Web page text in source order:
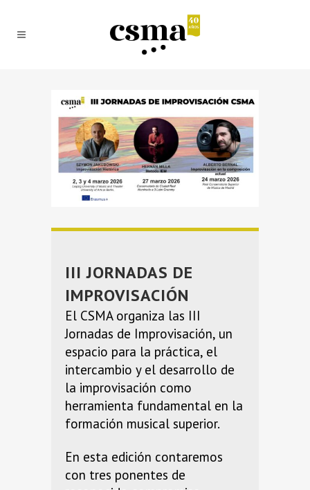
III JORNADAS DE
IMPROVISACIÓN
El CSMA organiza las III
Jornadas de Improvisación, un
espacio para la práctica, el
intercambio y el desarrollo de
la improvisación como
herramienta fundamental en la
formación musical superior.
En esta edición contaremos
con tres ponentes de